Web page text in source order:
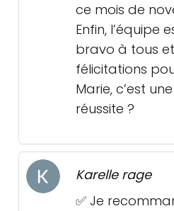
ce mois de
Enfin, l’équipe
bravo à tous
félicitations
Marie, c’est
réussite ?
Karelle rage
✅ Je